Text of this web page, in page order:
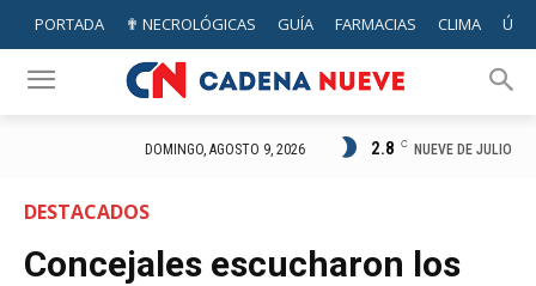
PORTADA ✟ NECROLÓGICAS GUÍA FARMACIAS CLIMA
DOMINGO, AGOSTO 9, 2026 2.8 C NUEVE DE JULIO
DESTACADOS
Concejales escucharon los